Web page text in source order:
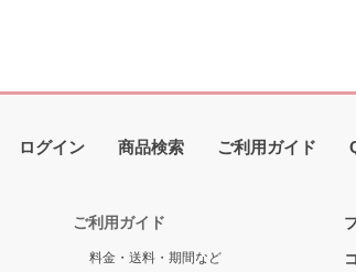
ログイン 商品検索 ご利用ガイド
ご利用ガイド
料金・送料・期間など